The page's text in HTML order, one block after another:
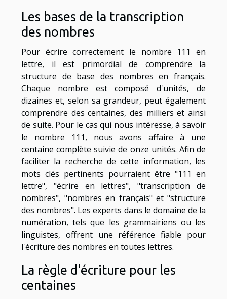
Les bases de la transcription
des nombres
Pour écrire correctement le nombre 111 en
lettre, il est primordial de comprendre la
structure de base des nombres en français.
Chaque nombre est composé d'unités, de
dizaines et, selon sa grandeur, peut également
comprendre des centaines, des milliers et ainsi
de suite. Pour le cas qui nous intéresse, à savoir
le nombre 111, nous avons affaire à une
centaine complète suivie de onze unités. Afin de
faciliter la recherche de cette information, les
mots clés pertinents pourraient être "111 en
lettre", "écrire en lettres", "transcription de
nombres", "nombres en français" et "structure
des nombres". Les experts dans le domaine de la
numération, tels que les grammairiens ou les
linguistes, offrent une référence fiable pour
l'écriture des nombres en toutes lettres.
La règle d'écriture pour les
centaines